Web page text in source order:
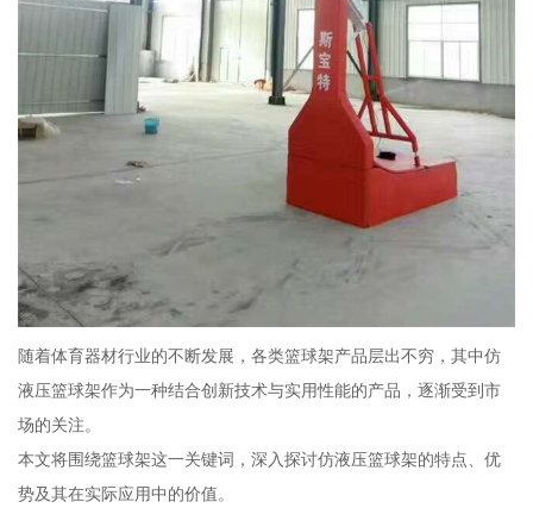
随着体育器材行业的不断发展，各类篮球架产品层出不穷，其中仿
液压篮球架作为一种结合创新技术与实用性能的产品，逐渐受到市
场的关注。
本文将围绕篮球架这一关键词，深入探讨仿液压篮球架的特点、优
势及其在实际应用中的价值。